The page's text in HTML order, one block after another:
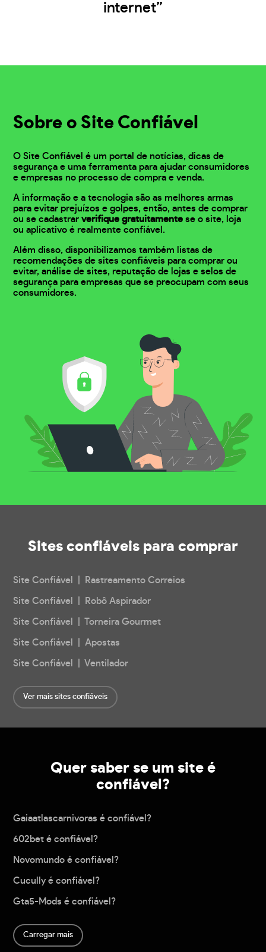
internet”
Sobre o Site Confiável
O Site Confiável é um portal de notícias, dicas de
segurança e uma ferramenta para ajudar consumidores
e empresas no processo de compra e venda.
A informação e a tecnologia são as melhores armas
para evitar prejuízos e golpes, então, antes de comprar
ou se cadastrarverifique gratuitamente se o site, loja
ou aplicativo é realmente confiável.
Além disso, disponibilizamos também listas de
recomendações de sites confiáveis para comprar ou
evitar, análise de sites, reputação de lojas e selos de
segurança para empresas que se preocupam com seus
consumidores.
Sites confiáveis para comprar
Site Confiável | Rastreamento Correios
Site Confiável | Robô Aspirador
Site Confiável | Torneira Gourmet
Site Confiável | Apostas
Site Confiável | Ventilador
Ver mais sites confiáveis
Quer saber se um site é
confiável?
Gaiaatlascarnivoras é confiável?
602bet é confiável?
Novomundo é confiável?
Cucully é confiável?
Gta5-Mods é confiável?
Carregar mais